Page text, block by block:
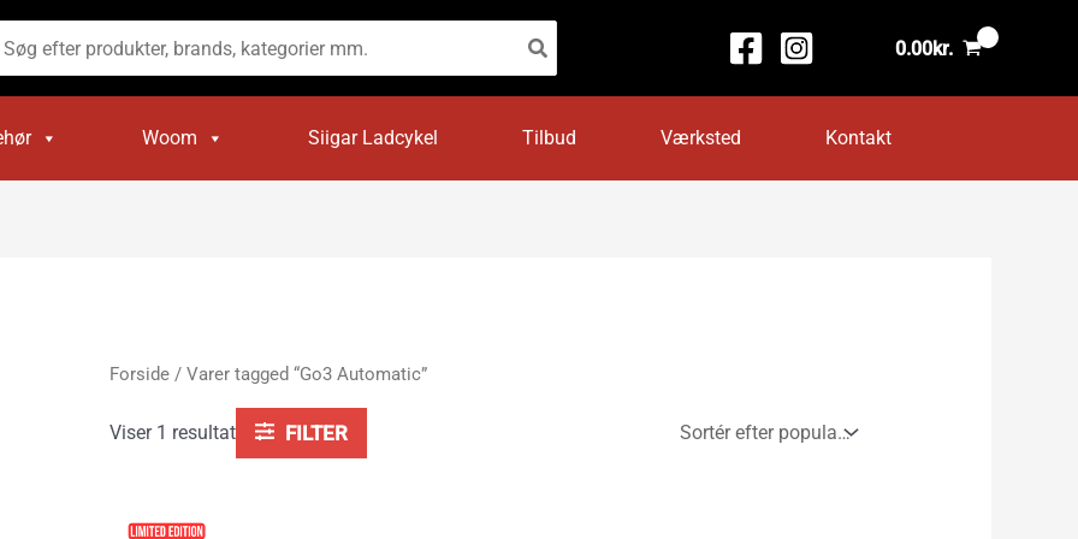
0.00kr.
Woom Siigar Ladcykel Tilbud Værksted Kontakt
Forside/ Varer tagged “Go3 Automatic”
Viser 1 resultat FILTER